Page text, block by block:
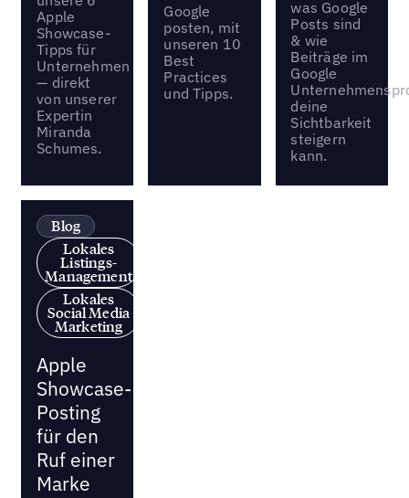
Apple
Showcase-
Tipps für
Unternehmen
— direkt
von unserer
Expertin
Miranda
Schumes.
Google
posten, mit
unseren 10
Best
Practices
und Tipps.
was Google
Posts sind
& wie
Beiträge im
Google
deine
Sichtbarkeit
steigern
kann.
Blog
Lokales
Listings-
Management
Lokales
Social Media
Marketing
Apple
Showcase-
Posting
für den
Ruf einer
Marke